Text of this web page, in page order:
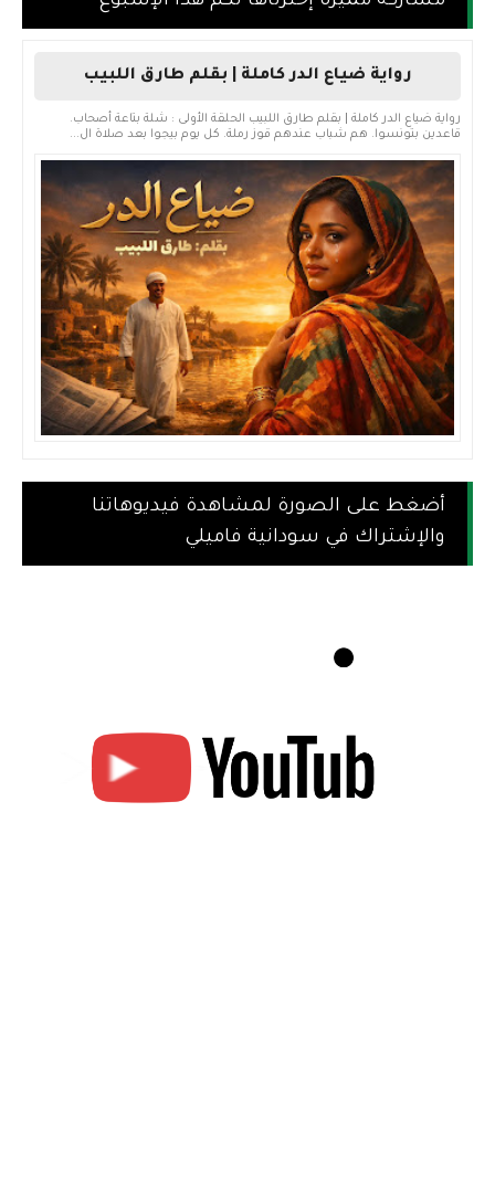
رواية ضياع الدر كاملة | بقلم طارق اللبيب
رواية ضياع الدر كاملة | بقلم طارق اللبيب الحلقة الأولى : شلة بتاعة أصحاب.
قاعدين بتونسوا. هم شباب عندهم قوز رملة. كل يوم بيجوا بعد صلاة ال...
أضغط على الصورة لمشاهدة فيديوهاتنا
والإشتراك في سودانية فاميلي